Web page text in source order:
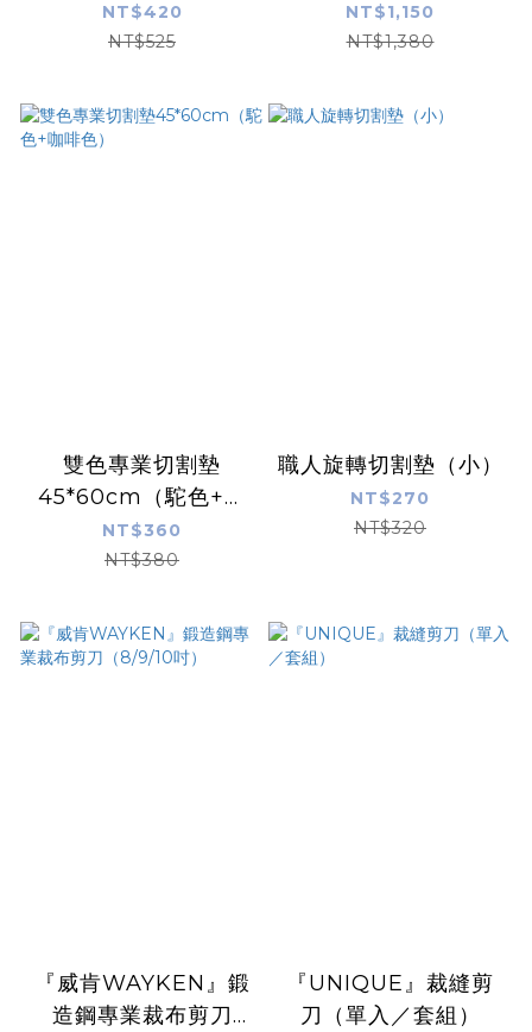
NT$420
NT$525
NT$1,150
NT$1,380
雙色專業切割墊
45*60cm（駝色+咖
啡色）
NT$360
NT$380
職人旋轉切割墊（小）
NT$270
NT$320
『威肯WAYKEN』鍛
造鋼專業裁布剪刀
『UNIQUE』裁縫剪
刀（單入／套組）